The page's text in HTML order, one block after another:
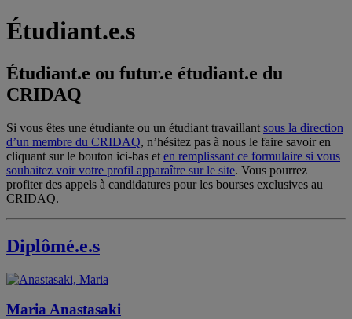
Étudiant.e.s
Étudiant.e ou futur.e étudiant.e du
CRIDAQ
Si vous êtes une étudiante ou un étudiant travaillant sous la direction
d’un membre du CRIDAQ, n’hésitez pas à nous le faire savoir en
cliquant sur le bouton ici-bas et en remplissant ce formulaire si vous
souhaitez voir votre profil apparaître sur le site. Vous pourrez
profiter des appels à candidatures pour les bourses exclusives au
CRIDAQ.
Diplômé.e.s
Maria Anastasaki